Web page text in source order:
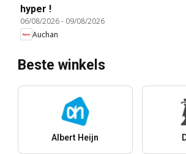
hyper !
06/08/2026- 09/08/2026
Auchan
Beste winkels
Albert Heijn